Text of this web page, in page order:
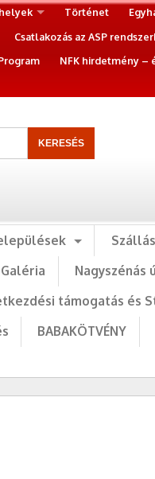
Történet
Csatlakozás az ASP
NFK hirdetmény –
Galéria Nagyszénás
támogatás és
BABAKÖTVÉNY